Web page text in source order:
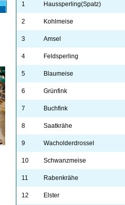
1 Haussperling(Spatz)
2 Kohlmeise
3 Amsel
4 Feldsperling
5 Blaumeise
6 Grünfink
7 Buchfink
8 Saatkrähe
9 Wacholderdrossel
10 Schwanzmeise
11 Rabenkrähe
12 Elster